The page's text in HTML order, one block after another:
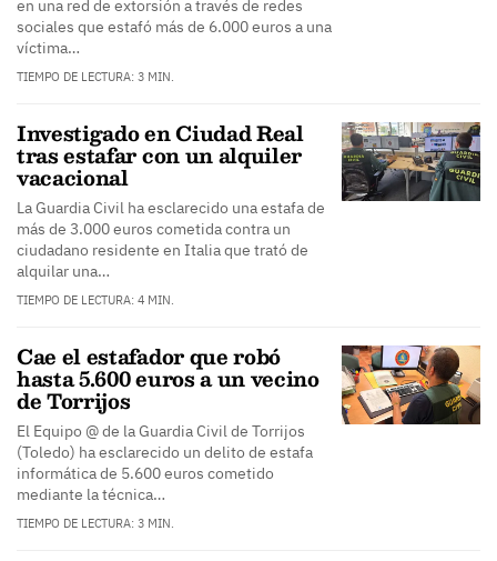
en una red de extorsión a través de redes
sociales que estafó más de 6.000 euros a una
víctima…
TIEMPO DE LECTURA: 3 MIN.
Investigado en Ciudad Real
tras estafar con un alquiler
vacacional
La Guardia Civil ha esclarecido una estafa de
más de 3.000 euros cometida contra un
ciudadano residente en Italia que trató de
alquilar una…
TIEMPO DE LECTURA: 4 MIN.
Cae el estafador que robó
hasta 5.600 euros a un vecino
de Torrijos
El Equipo @ de la Guardia Civil de Torrijos
(Toledo) ha esclarecido un delito de estafa
informática de 5.600 euros cometido
mediante la técnica…
TIEMPO DE LECTURA: 3 MIN.